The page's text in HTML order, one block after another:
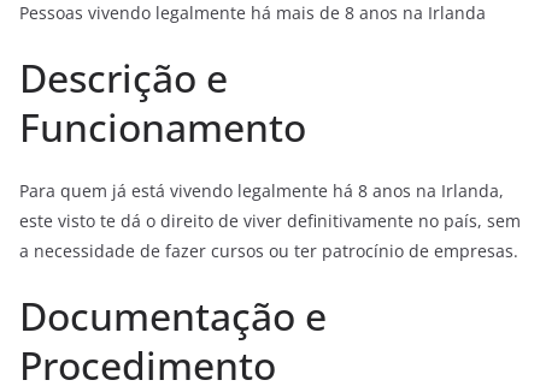
Pessoas vivendo legalmente há mais de 8 anos na Irlanda
Descrição e
Funcionamento
Para quem já está vivendo legalmente há 8 anos na Irlanda,
este visto te dá o direito de viver definitivamente no país, sem
a necessidade de fazer cursos ou ter patrocínio de empresas.
Documentação e
Procedimento